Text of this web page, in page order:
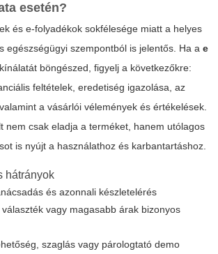
esetén?
és e-folyadékok sokfélesége miatt a helyes
egészségügyi szempontból is jelentős. Ha a e
kínálatát böngészed, figyelj a következőkre:
feltételek, eredetiség igazolása, az
a vásárlói vélemények és értékelések.
nem csak eladja a terméket, hanem utólagos
is nyújt a használathoz és karbantartáshoz.
hátrányok
és azonnali készletelérés
vagy magasabb árak bizonyos
szaglás vagy párologtató demo